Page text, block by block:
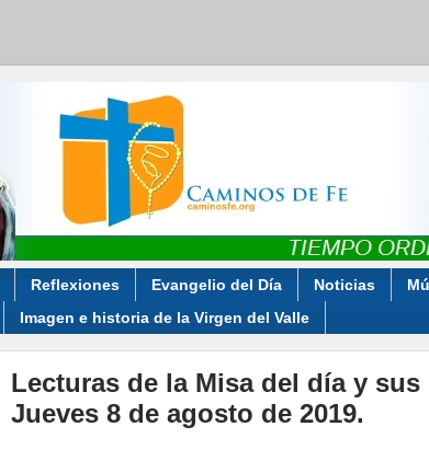
Reflexiones Evangelio del Día Noticias
Imagen e historia de la Virgen del Valle
Lecturas de la Misa del día y
Jueves 8 de agosto de 2019.